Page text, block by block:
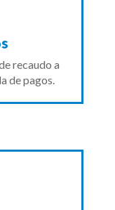
recaudo a
de pagos.